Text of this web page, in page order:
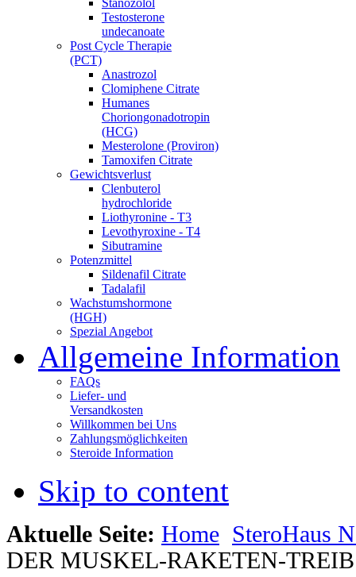
Testosterone
undecanoate
Post Cycle Therapie
(PCT)
Anastrozol
Clomiphene Citrate
Humanes
Choriongonadotropin
(HCG)
Mesterolone (Proviron)
Tamoxifen Citrate
Gewichtsverlust
Clenbuterol
hydrochloride
Liothyronine - T3
Levothyroxine - T4
Sibutramine
Potenzmittel
Sildenafil Citrate
Tadalafil
Wachstumshormone
(HGH)
Spezial Angebot
Allgemeine Information
FAQs
Liefer- und
Versandkosten
Willkommen bei Uns
Zahlungsmöglichkeiten
Steroide Information
Skip to content
Aktuelle Seite: Home SteroHaus
DER MUSKEL-RAKETEN-